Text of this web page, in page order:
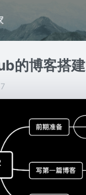
关于
RSS
的博客搭建